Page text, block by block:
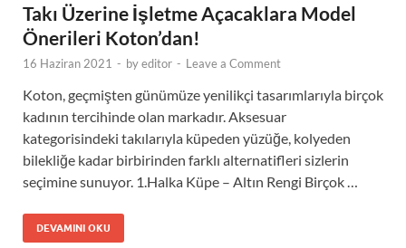
Takı Üzerine İşletme Açacaklara Model
Önerileri Koton’dan!
16 Haziran 2021 - byeditor - Leave a Comment
Koton, geçmişten günümüze yenilikçi tasarımlarıyla birçok
kadının tercihinde olan markadır. Aksesuar
kategorisindeki takılarıyla küpeden yüzüğe, kolyeden
bilekliğe kadar birbirinden farklı alternatifleri sizlerin
seçimine sunuyor. 1.Halka Küpe – Altın Rengi Birçok …
DEVAMINI OKU